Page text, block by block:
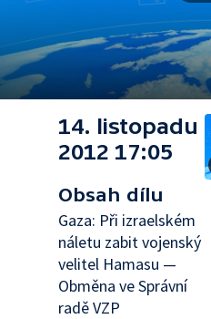
14. listopadu
2012 17:05
Obsah dílu
Gaza: Při izraelském
náletu zabit vojenský
velitel Hamasu —
Obměna ve Správní
radě VZP